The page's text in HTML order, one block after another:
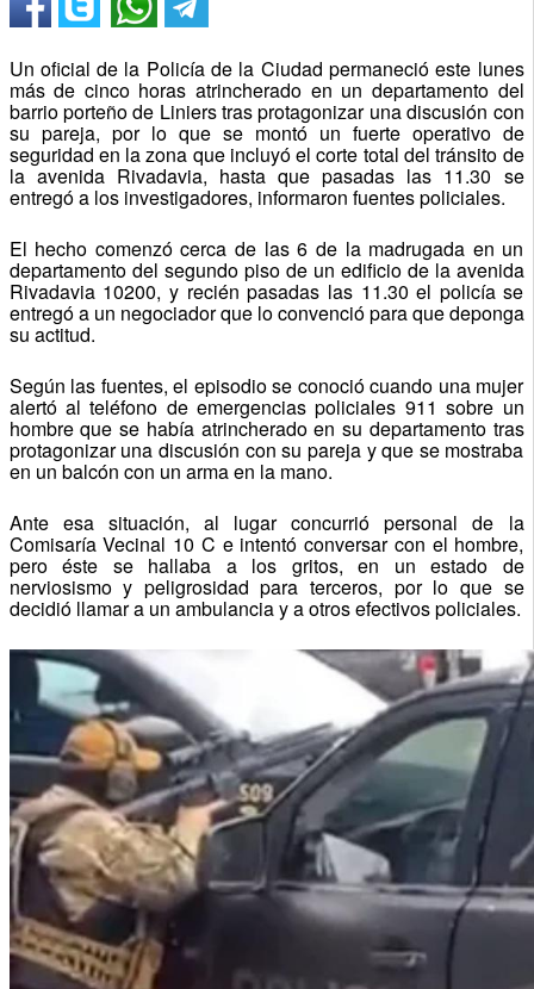
Un oficial de la Policía de la Ciudad permaneció este lunes
más de cinco horas atrincherado en un departamento del
barrio porteño de Liniers tras protagonizar una discusión con
su pareja, por lo que se montó un fuerte operativo de
seguridad en la zona que incluyó el corte total del tránsito de
la avenida Rivadavia, hasta que pasadas las 11.30 se
entregó a los investigadores, informaron fuentes policiales.
El hecho comenzó cerca de las 6 de la madrugada en un
departamento del segundo piso de un edificio de la avenida
Rivadavia 10200, y recién pasadas las 11.30 el policía se
entregó a un negociador que lo convenció para que deponga
su actitud.
Según las fuentes, el episodio se conoció cuando una mujer
alertó al teléfono de emergencias policiales 911 sobre un
hombre que se había atrincherado en su departamento tras
protagonizar una discusión con su pareja y que se mostraba
en un balcón con un arma en la mano.
Ante esa situación, al lugar concurrió personal de la
Comisaría Vecinal 10 C e intentó conversar con el hombre,
pero éste se hallaba a los gritos, en un estado de
nerviosismo y peligrosidad para terceros, por lo que se
decidió llamar a un ambulancia y a otros efectivos policiales.